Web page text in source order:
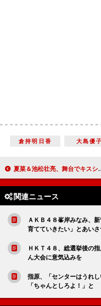
倉持明日香 大島優子
夏菜＆池松壮亮、舞台でキスシーンも 夏菜「年上の私がしっかりしなきゃ」
関連ニュース
ＡＫＢ４８峯岸みなみ、
育てていきたい」とあい
ＨＫＴ４８、総選挙後の
ん大会に意気込みを
指原、「センターはうれ
「ちゃんとしろよ！」と